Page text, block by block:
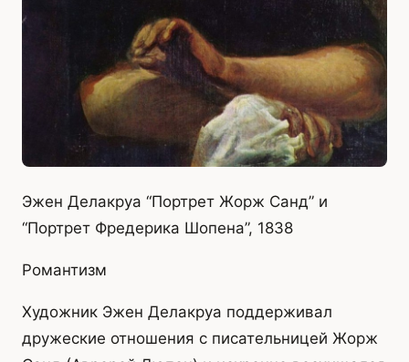
Эжен Делакруа “Портрет Жорж Санд” и
“Портрет Фредерика Шопена”, 1838
Романтизм
Художник Эжен Делакруа поддерживал
дружеские отношения с писательницей Жорж